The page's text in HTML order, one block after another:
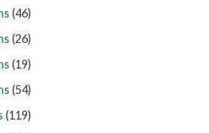
(46)
(26)
(19)
(54)
(119)